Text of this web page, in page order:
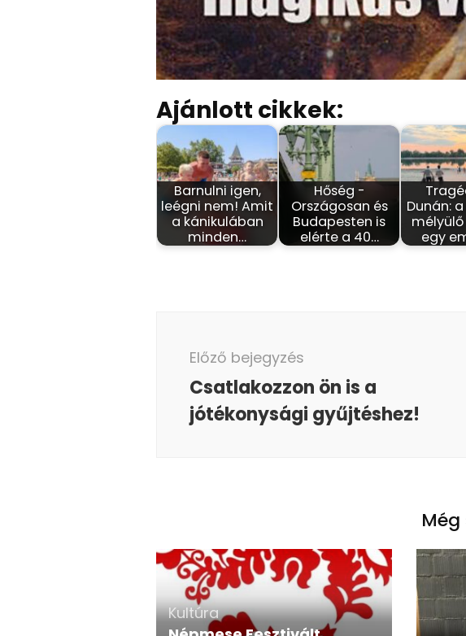
Ajánlott cikkek:
Barnulni igen,
leégni nem! Amit
a kánikulában
minden…
Hőség -
Országosan és
Budapesten is
elérte a 40…
Dunán:
egy
navigáció
Előző bejegyzés
Csatlakozzon ön is a
jótékonysági gyűjtéshez!
Kultúra